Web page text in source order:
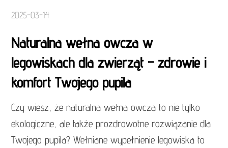
2025-03-14
Naturalna wełna owcza w
legowiskach dla zwierząt – zdrowie i
komfort Twojego pupila
Czy wiesz, że naturalna wełna owcza to nie tylko
ekologiczne, ale także prozdrowotne rozwiązanie dla
Twojego pupila? Wełniane wypełnienie legowiska to